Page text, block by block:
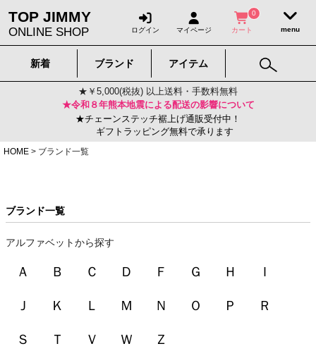
TOP JIMMY
ONLINE SHOP ログイン マイページ
0
カート
新着 ブランド アイテム
★￥5,000(税抜) 以上送料・手数料無料
★令和８年熊本地震による配送の影響について
★チェーンステッチ裾上げ通販受付中！
ギフトラッピング無料で承ります
HOME
ブランド一覧
ブランド一覧
アルファベットから探す
Ａ Ｂ Ｃ Ｄ Ｆ Ｇ Ｈ Ｉ
Ｊ Ｋ Ｌ Ｍ Ｎ Ｏ Ｐ Ｒ
Ｓ Ｔ Ｖ Ｗ Ｚ